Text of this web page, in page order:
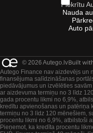
Piekrītu
Nauda
Auto
© 2026 Autego.lv
Autego Finance nav aizdevējs un
finansējuma salīdzināšanas
piedāvājumus un izvēlēties
ar aizdevuma termiņu no 3 līdz
gada procentu likmi no 6,9%,
kredītu apvienošanas un
termiņu no 3 līdz 120 mēnešiem,
procentu likmi no 6,9%, atbilstoši
Pieņemot, ka kredīta procentu